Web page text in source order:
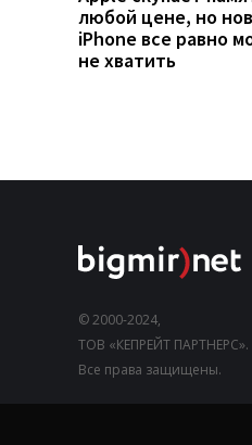
любой цене, но
iPhone все равно
не хватить
© 2000-2024,
ТОВ «КЕПРЕЙТ ПАРТНЕРС».
Все права защищены.